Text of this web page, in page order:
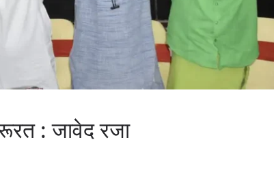
: जावेद रजा